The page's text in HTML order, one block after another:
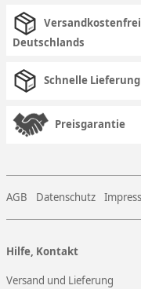
Deutschlands
Schnelle Lieferung
Preisgarantie
AGB Datenschutz
Hilfe, Kontakt
Versand und Lieferung